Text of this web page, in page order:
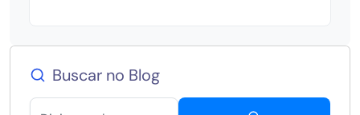
Buscar no Blog